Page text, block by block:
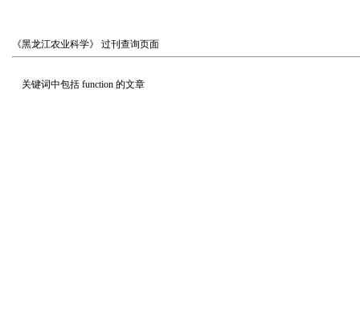
《黑龙江农业科学》 过刊查询页面
关键词中包括 function 的文章